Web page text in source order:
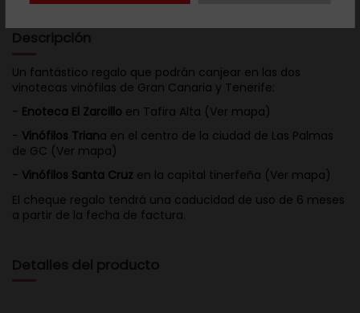
Descripción
Un fantástico regalo que podrán canjear en las dos
vinotecas vinófilas de Gran Canaria y Tenerife:
- Enoteca El Zarcillo en Tafira Alta (Ver mapa)
- Vinófilos Triana en el centro de la ciudad de Las Palmas
de GC (Ver mapa)
- Vinófilos Santa Cruz en la capital tinerfeña (Ver mapa)
El cheque regalo tendrá una caducidad de uso de 6 meses
a partir de la fecha de factura.
Detalles del producto